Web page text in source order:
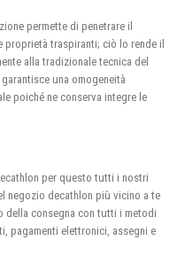
permette di penetrare il
traspiranti; ciò lo rende il
alla tradizionale tecnica del
una omogeneità
poiché ne conserva integre le
per questo tutti i nostri
negozio decathlon più vicino a te
della consegna con tutti i metodi
pagamenti elettronici, assegni e